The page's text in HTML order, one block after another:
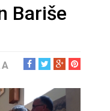
Bariše
A